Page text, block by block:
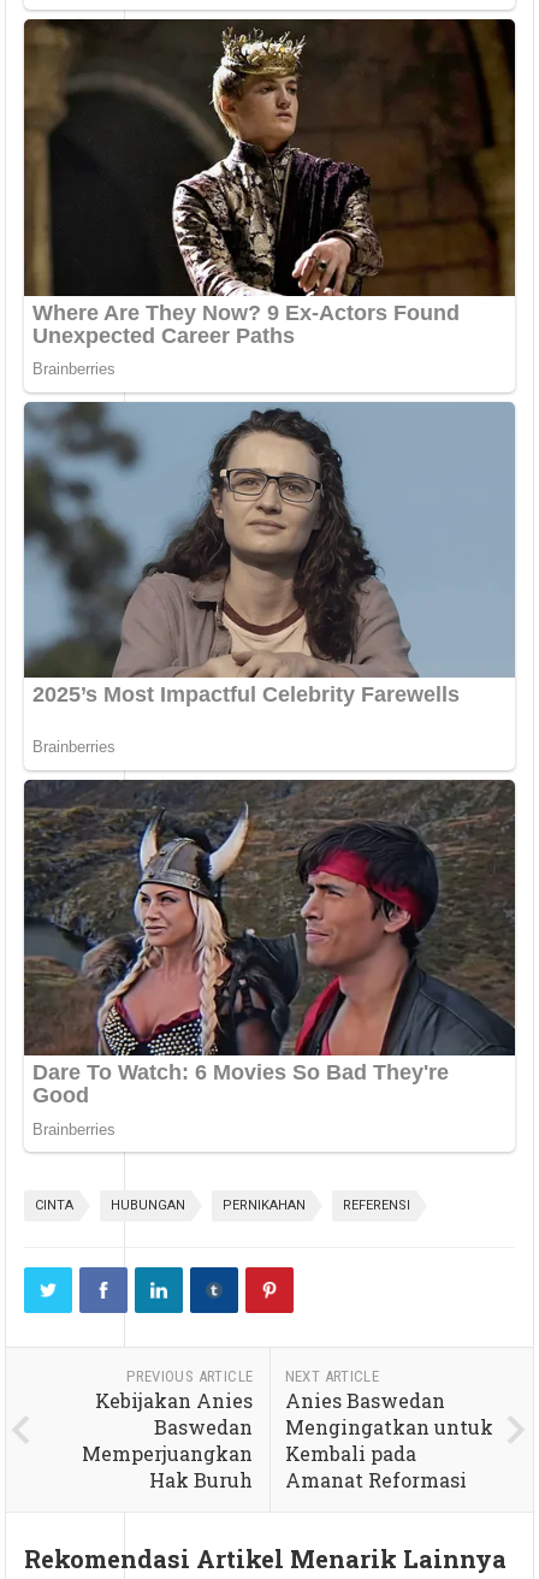
CINTA HUBUNGAN PERNIKAHAN REFERENSI
PREVIOUS ARTICLE
Kebijakan Anies
Baswedan
Memperjuangkan
Hak Buruh
NEXT ARTICLE
Anies Baswedan
Mengingatkan untuk
Kembali pada
Amanat Reformasi
Rekomendasi Artikel Menarik Lainnya